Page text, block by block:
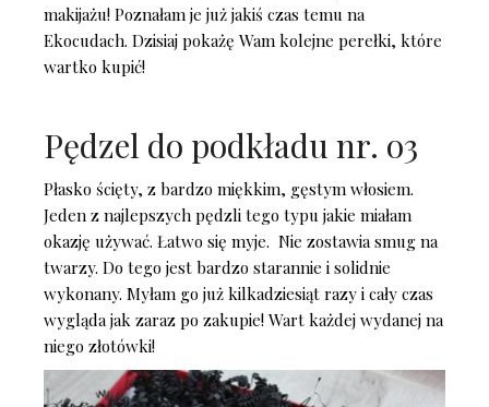
makijażu! Poznałam je już jakiś czas temu na
Ekocudach. Dzisiaj pokażę Wam kolejne perełki, które
wartko kupić!
Pędzel do podkładu nr. o3
Płasko ścięty, z bardzo miękkim, gęstym włosiem.
Jeden z najlepszych pędzli tego typu jakie miałam
okazję używać. Łatwo się myje. Nie zostawia smug na
twarzy. Do tego jest bardzo starannie i solidnie
wykonany. Myłam go już kilkadziesiąt razy i cały czas
wygląda jak zaraz po zakupie! Wart każdej wydanej na
niego złotówki!